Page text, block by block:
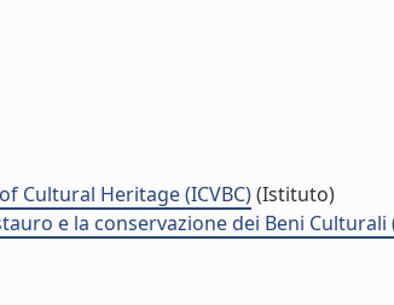
Cultural Heritage (ICVBC)(Istituto)
e la conservazione dei Beni Culturali